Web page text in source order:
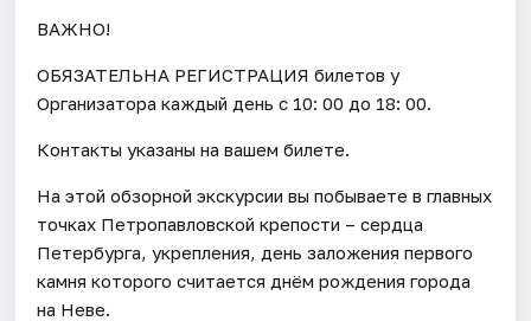
ВАЖНО!
ОБЯЗАТЕЛЬНА РЕГИСТРАЦИЯ билетов у
Организатора каждый день c 10: 00 до 18: 00.
Контакты указаны на вашем билете.
На этой обзорной экскурсии вы побываете в главных
точках Петропавловской крепости – сердца
Петербурга, укрепления, день заложения первого
камня которого считается днём рождения города
на Неве.